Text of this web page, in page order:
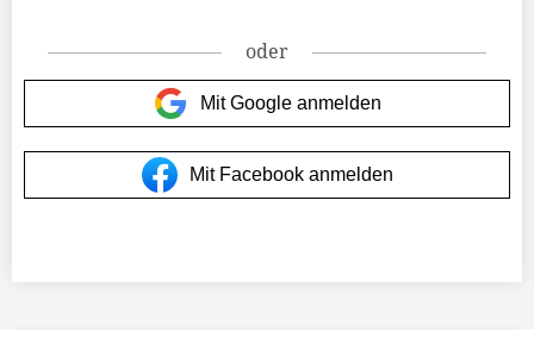
oder
Mit Google anmelden
Mit Facebook anmelden